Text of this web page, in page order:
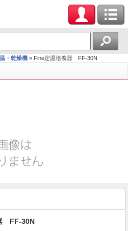
・乾燥機 Fine定温培養器 FF-30N
FF-30N